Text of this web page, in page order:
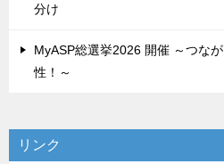
分け
MyASP総選挙2026 開催 ～つな
性！～
リンク